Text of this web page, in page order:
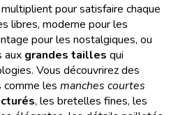
pour satisfaire chaque
libres, moderne pour les
pour les nostalgiques, ou
aux grandes tailles qui
Vous découvrirez des
comme les manches courtes
, les bretelles fines, les